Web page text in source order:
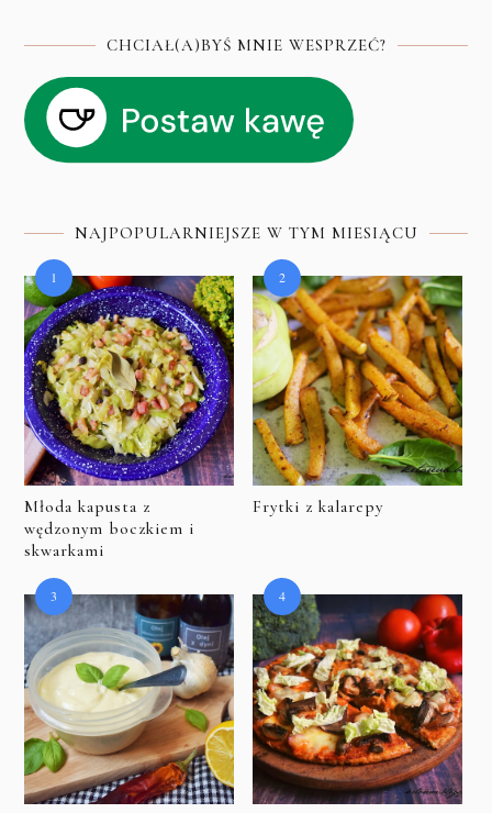
CHCIAŁ(A)BYŚ MNIE WESPRZEĆ?
NAJPOPULARNIEJSZE W TYM MIESIĄCU
Młoda kapusta z
wędzonym boczkiem i
skwarkami
Frytki z kalarepy